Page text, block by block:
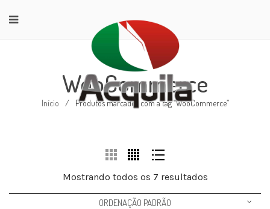
WooCommerce
Início / Produtos marcados com a tag “WooCommerce”
Mostrando todos os 7 resultados
ORDENAÇÃO PADRÃO